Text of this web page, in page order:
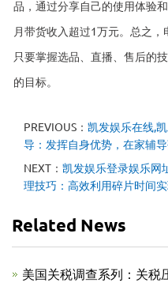
品，通过分享自己的使用体验
月带货收入超过1万元。总之
只要掌握选品、直播、售后的
的目标。
PREVIOUS： 凯发娱乐在线,
导：发挥自身优势，在家辅
NEXT： 凯发娱乐登录娱乐网
理技巧：高效利用碎片时间
Related News
美国关税调查系列：关税